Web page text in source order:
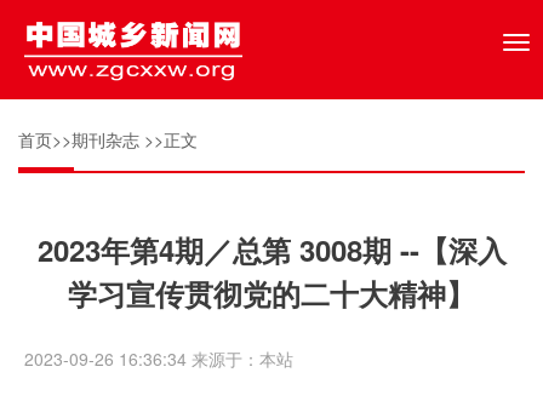
首页>>期刊杂志 >>正文
2023年第4期／总第 3008期 --【深入
学习宣传贯彻党的二十大精神】
2023-09-26 16:36:34 来源于：本站